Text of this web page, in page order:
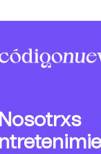
Nosotrxs